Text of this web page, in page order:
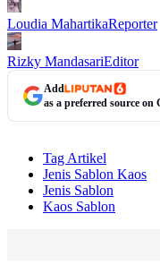
Loudia MahartikaReporter
Rizky MandasariEditor
Add
as a preferred source on
Tag Artikel
Jenis Sablon Kaos
Jenis Sablon
Kaos Sablon